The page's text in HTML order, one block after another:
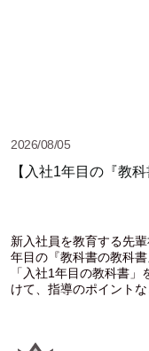
2026/08/05
【入社1年目の『教
新入社員を教育する先
年目の『教科書の教科
「入社1年目の教科書
けて、指導のポイントな